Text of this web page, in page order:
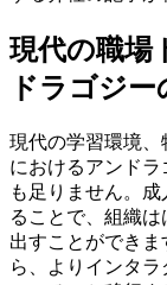
現代の職場
ドラゴジー
現代の学習環境、
におけるアンド
も足りません。
ることで、組織
出すことができ
ら、よりインタ